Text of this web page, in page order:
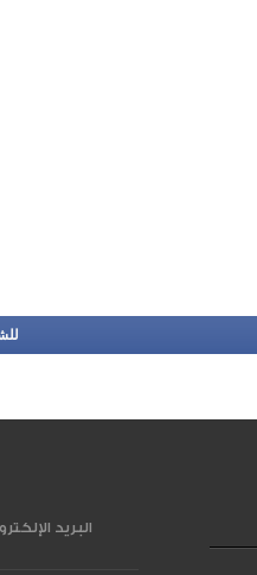
البريد